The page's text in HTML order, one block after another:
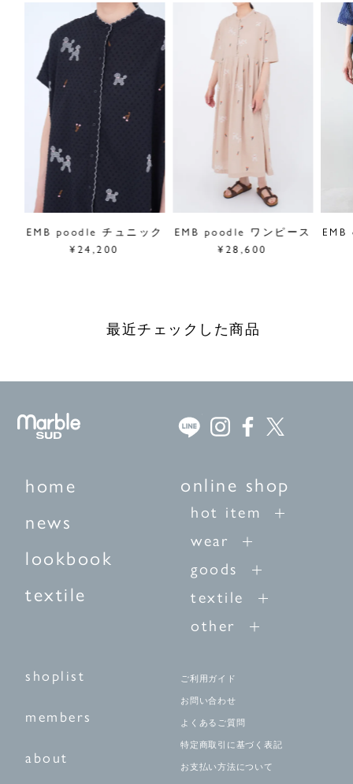
EMB poodle チュニック
¥24,200
EMB poodle ワンピース
¥28,600
最近チェックした商品
home
news
lookbook
textile
online shop
hot item
wear
goods
textile
other
shoplist
members
about
ご利用ガイド
お問い合わせ
よくあるご質問
特定商取引に基づく表記
お支払い方法について